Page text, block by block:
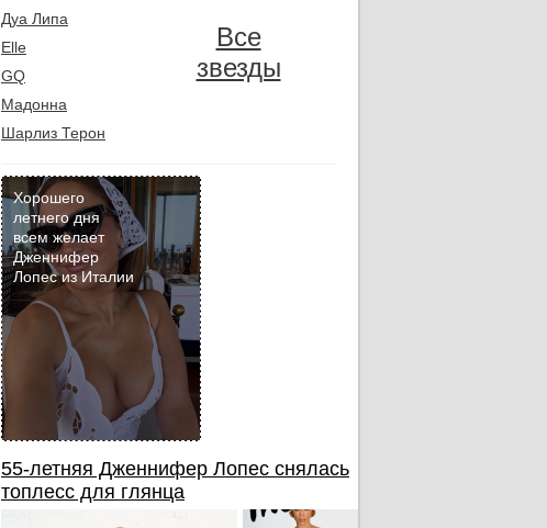
Дуа Липа
Elle
GQ
Мадонна
Шарлиз Терон
Все
звезды
Хорошего
летнего дня
всем желает
Дженнифер
Лопес из Италии
55-летняя Дженнифер Лопес снялась
топлесс для глянца